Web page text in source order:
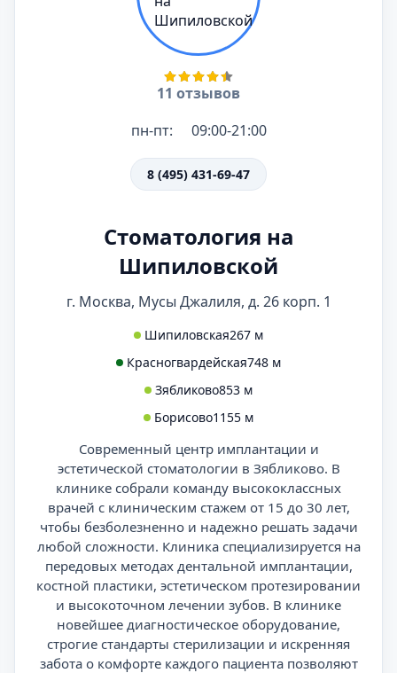
11 отзывов
пн-пт:
09:00-21:00
8 (495) 431-69-47
Стоматология на
Шипиловской
г. Москва, Мусы Джалиля, д. 26 корп. 1
Шипиловская267 м
Красногвардейская748 м
Зябликово853 м
Борисово1155 м
Современный центр имплантации и
эстетической стоматологии в Зябликово. В
клинике собрали команду высококлассных
врачей с клиническим стажем от 15 до 30 лет,
чтобы безболезненно и надежно решать задачи
любой сложности. Клиника специализируется на
передовых методах дентальной имплантации,
костной пластики, эстетическом протезировании
и высокоточном лечении зубов. В клинике
новейшее диагностическое оборудование,
строгие стандарты стерилизации и искренняя
забота о комфорте каждого пациента позволяют